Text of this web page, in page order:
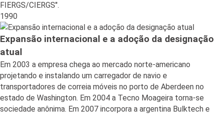
FIERGS/CIERGS".
1990
Expansão internacional e a adoção da designação
atual
Em 2003 a empresa chega ao mercado norte-americano
projetando e instalando um carregador de navio e
transportadores de correia móveis no porto de Aberdeen no
estado de Washington. Em 2004 a Tecno Moageira torna-se
sociedade anônima. Em 2007 incorpora a argentina Bulktech e